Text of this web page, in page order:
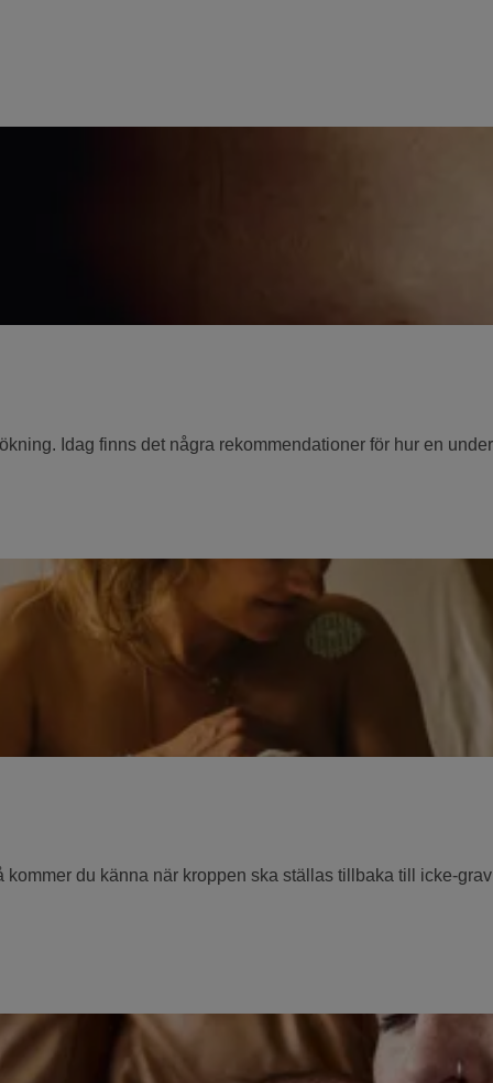
Idag finns det några rekommendationer för hur en
du känna när kroppen ska ställas tillbaka till icke-